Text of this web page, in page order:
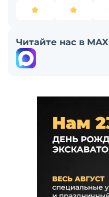
Читайте нас в MAX